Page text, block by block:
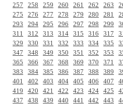
257
258 259 260 261 262 263
275
276 277 278 279 280 281
293
294 295 296 297 298 299
311
312 313 314 315 316 317
329
330 331 332 333 334 335
347
348 349 350 351 352 353
365
366 367 368 369 370 371
383
384 385 386 387 388 389
401
402 403 404 405 406 407
419
420 421 422 423 424 425
437
438 439 440 441 442 443